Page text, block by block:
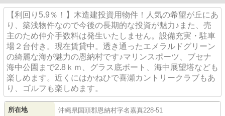
【利回り5.9％！】木造建投資用物件！人気の希望が丘にあ
り、築浅物件なので今後の長期的な投資が魅力♪また、売
主のため仲介手数料は発生いたしません。設備充実・駐車
場２台付き。現在賃貸中。透き通ったエメラルドグリーン
の綺麗な海が魅力の恩納村です♪マリンスポーツ、ブセナ
海中公園まで2.8ｋｍ、グラス底ボート、海中展望塔なども
楽しめます。近くにはかねひで喜瀬カントリークラブもあ
り、ゴルフも楽しめます。
所在地 沖縄県 国頭郡恩納村字名嘉真228-51